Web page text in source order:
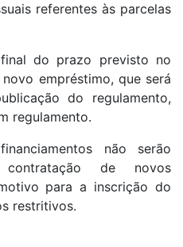
referentes às parcelas
do prazo previsto no
empréstimo, que será
do regulamento,
regulamento.
não serão
de novos
para a inscrição do
restritivos.